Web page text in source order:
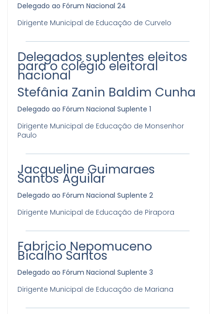
Delegado ao Fórum Nacional 24
Dirigente Municipal de Educação de Curvelo
Delegados suplentes eleitos
para o colégio eleitoral
nacional
Stefânia Zanin Baldim Cunha
Delegado ao Fórum Nacional Suplente 1
Dirigente Municipal de Educação de Monsenhor
Paulo
Jacqueline Guimaraes
Santos Aguilar
Delegado ao Fórum Nacional Suplente 2
Dirigente Municipal de Educação de Pirapora
Fabricio Nepomuceno
Bicalho Santos
Delegado ao Fórum Nacional Suplente 3
Dirigente Municipal de Educação de Mariana